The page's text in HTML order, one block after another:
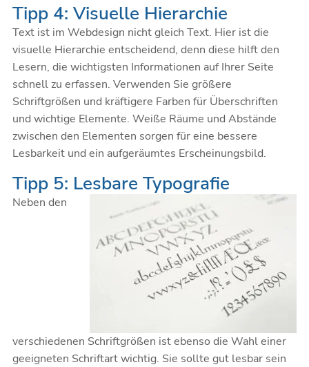
Tipp 4: Visuelle Hierarchie
Text ist im Webdesign nicht gleich Text. Hier ist die
visuelle Hierarchie entscheidend, denn diese hilft den
Lesern, die wichtigsten Informationen auf Ihrer Seite
schnell zu erfassen. Verwenden Sie größere
Schriftgrößen und kräftigere Farben für Überschriften
und wichtige Elemente. Weiße Räume und Abstände
zwischen den Elementen sorgen für eine bessere
Lesbarkeit und ein aufgeräumtes Erscheinungsbild.
Tipp 5: Lesbare Typografie
Neben den
verschiedenen Schriftgrößen ist ebenso die Wahl einer
geeigneten Schriftart wichtig. Sie sollte gut lesbar sein